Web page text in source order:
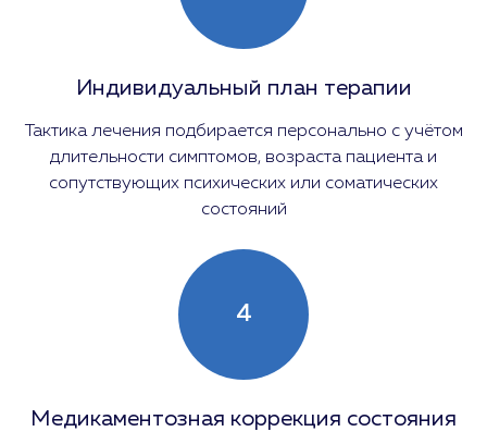
Индивидуальный план терапии
Тактика лечения подбирается персонально с учётом
длительности симптомов, возраста пациента и
сопутствующих психических или соматических
состояний
4
Медикаментозная коррекция состояния